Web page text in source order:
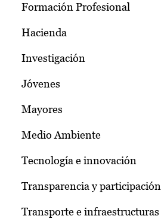
Formación Profesional
Hacienda
Investigación
Jóvenes
Mayores
Medio Ambiente
Tecnología e innovación
Transparencia y participación
Transporte e infraestructuras